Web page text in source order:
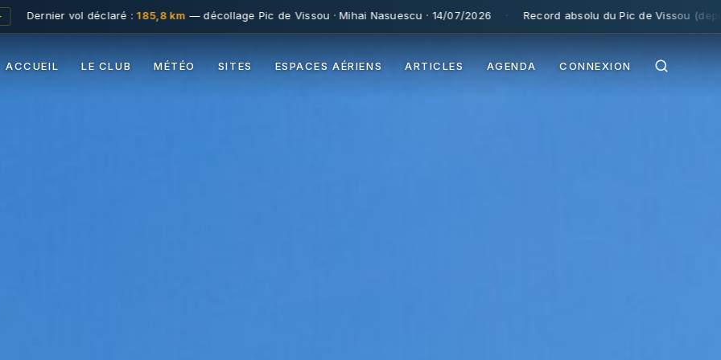
ACCUEIL LE CLUB MÉTÉO SITES ESPACES AÉRIENS ARTICLES AGENDA CONNEXION
:185,8 km— décollage Pic de Vissou · Mihai Nasuescu · 14/07/2026 · Record absolu du Pic de Vissou (depuis 1995) :185,9 km